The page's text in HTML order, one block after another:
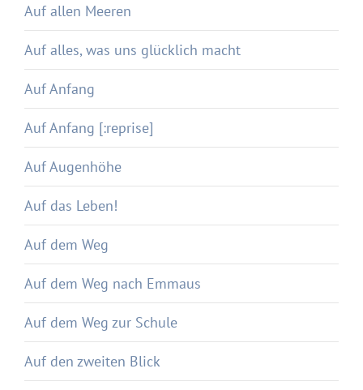
Auf allen Meeren
Auf alles, was uns glücklich macht
Auf Anfang
Auf Anfang [:reprise]
Auf Augenhöhe
Auf das Leben!
Auf dem Weg
Auf dem Weg nach Emmaus
Auf dem Weg zur Schule
Auf den zweiten Blick